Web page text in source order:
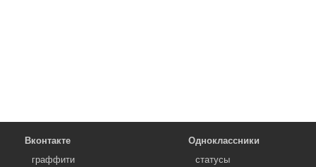
Вконтакте
граффити
Одноклассники
статусы